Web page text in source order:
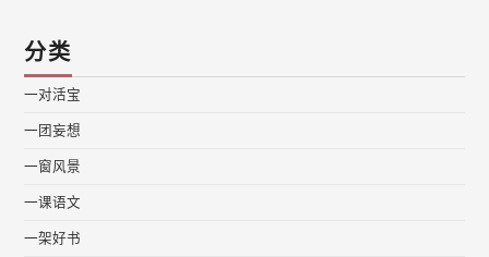
分类
一对活宝
一团妄想
一窗风景
一课语文
一架好书